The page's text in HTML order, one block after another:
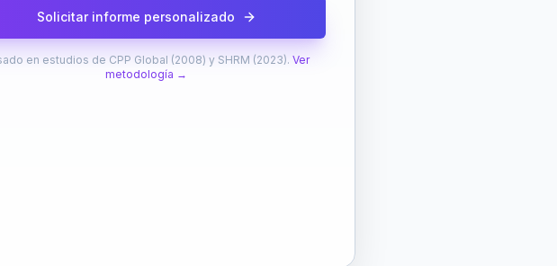
Solicitar informe personalizado
en estudios de CPP Global (2008) y SHRM (2023). Ver
metodología →